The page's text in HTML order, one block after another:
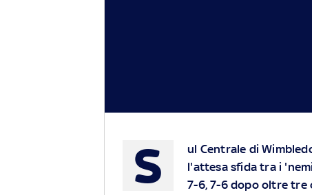
S
ul Centrale di
l'attesa sfida tra i
7-6, 7-6 dopo oltre tre